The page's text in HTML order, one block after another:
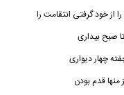
از خود گرفتی انتقامت را
صبح بیداری
چهار دیواری
قدم بودن